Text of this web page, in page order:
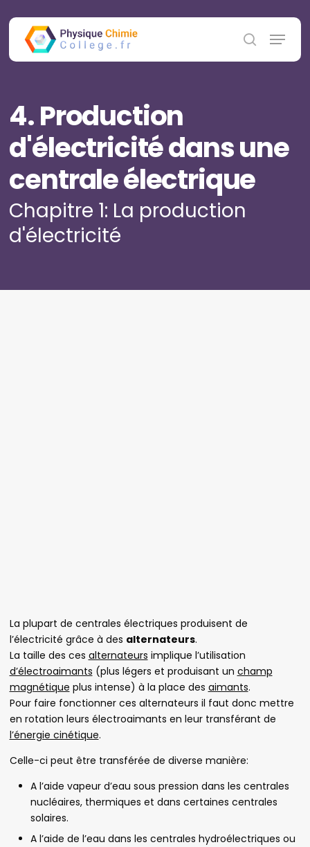
to
content
search
Menu
4. Production
d'électricité dans une
centrale électrique
Chapitre 1: La production
d'électricité
La plupart de centrales électriques produisent de
l’électricité grâce à des alternateurs.
La taille des ces alternateurs implique l’utilisation
d’électroaimants (plus légers et produisant un champ
magnétique plus intense) à la place des aimants.
Pour faire fonctionner ces alternateurs il faut donc mettre
en rotation leurs électroaimants en leur transférant de
l’énergie cinétique.
Celle-ci peut être transférée de diverse manière:
A l’aide vapeur d’eau sous pression dans les centrales
nucléaires, thermiques et dans certaines centrales
solaires.
A l’aide de l’eau dans les centrales hydroélectriques ou